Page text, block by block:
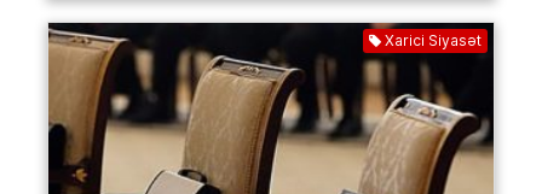
Xarici Siyasət